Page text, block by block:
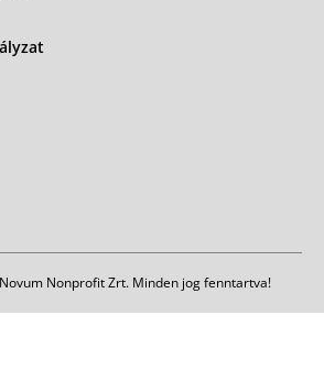
Nonprofit Zrt. Minden jog fenntartva!